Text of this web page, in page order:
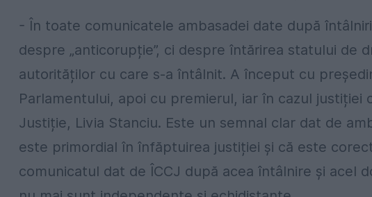
- În toate comunicatele ambasadei date după
despre „anticorupție”, ci despre întărirea statului de
autorităților cu care s-a întâlnit. A început cu
Parlamentului, apoi cu premierul, iar în cazul justiției
Justiție, Livia Stanciu. Este un semnal clar dat de
este primordial în înfăptuirea justiției și că este
comunicatul dat de ÎCCJ după acea întâlnire și acel